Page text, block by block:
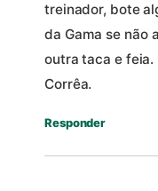
treinador, bote
da Gama se não
outra taca e feia.
Corrêa.
Responder